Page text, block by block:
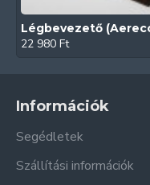
22 980 Ft
Információk
Segédletek
Szállítási információk